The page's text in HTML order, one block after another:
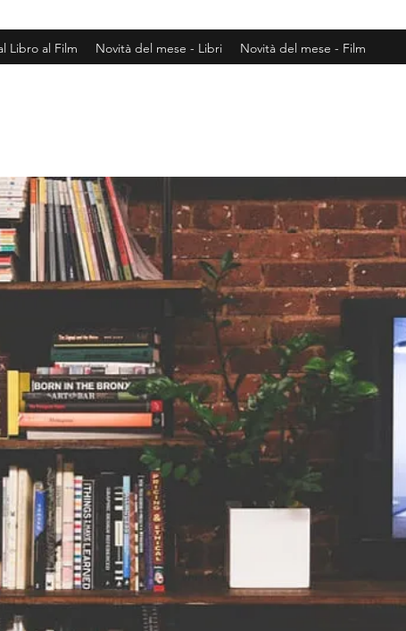
Novità del mese - Film
Novità del mese - Libri
Libro al Film